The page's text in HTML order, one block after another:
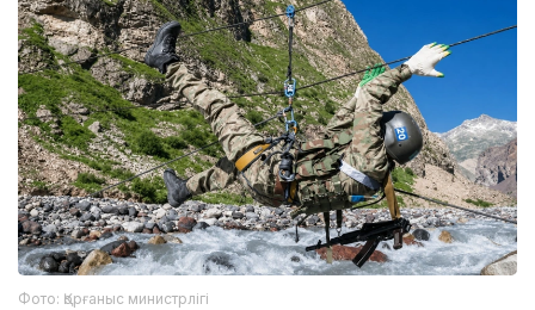
Фото: Қорғаныс министрлігі